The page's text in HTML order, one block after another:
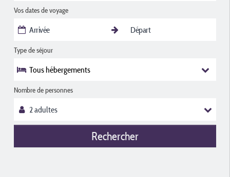
Vos dates de voyage
Type de séjour
Tous hébergements
Nombre de personnes
Rechercher